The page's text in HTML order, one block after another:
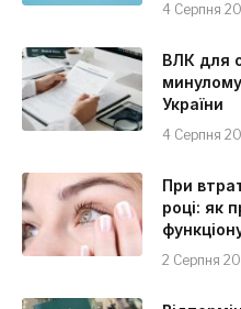
4 Серпня
ВЛК для
України
4 Серпня
При
році: як
2 Серпня